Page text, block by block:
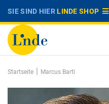
SIE SIND HIERLINDE SHOP
Startseite | Marcus Bartl